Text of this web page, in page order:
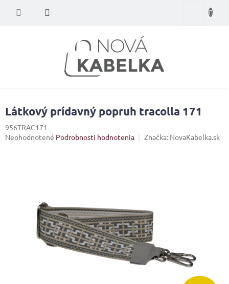
Nákupný
Látkový prídavný popruh tracolla 171
956TRAC171
Priemerné
hviezdičiek.
Neohodnotené Podrobnosti hodnotenia Značka: NovaKabelka.sk